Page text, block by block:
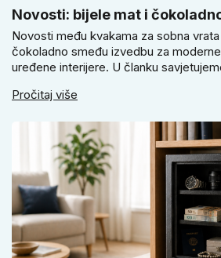
Novosti: bijele mat i
Novosti među kvakama za sobna
čokoladno smeđu izvedbu za
uređene interijere. U članku
i kako birati između okrugle i kvadratne
Pročitaj više